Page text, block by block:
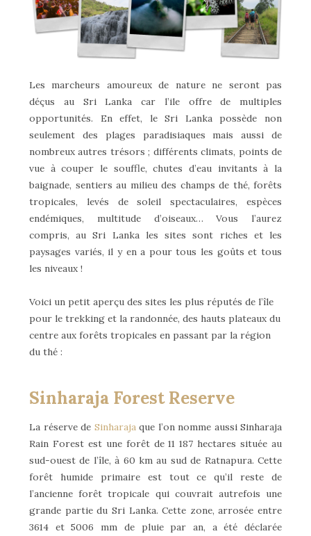
Les marcheurs amoureux de nature ne seront pas
déçus au Sri Lanka car l’ile offre de multiples
opportunités. En effet, le Sri Lanka possède non
seulement des plages paradisiaques mais aussi de
nombreux autres trésors ; différents climats, points de
vue à couper le souffle, chutes d’eau invitants à la
baignade, sentiers au milieu des champs de thé, forêts
tropicales, levés de soleil spectaculaires, espèces
endémiques, multitude d’oiseaux… Vous l’aurez
compris, au Sri Lanka les sites sont riches et les
paysages variés, il y en a pour tous les goûts et tous
les niveaux !
Voici un petit aperçu des sites les plus réputés de l’île
pour le trekking et la randonnée, des hauts plateaux du
centre aux forêts tropicales en passant par la région
du thé :
Sinharaja Forest Reserve
La réserve de Sinharajaque l’on nomme aussi Sinharaja
Rain Forest est une forêt de 11 187 hectares située au
sud-ouest de l’île, à 60 km au sud de Ratnapura. Cette
forêt humide primaire est tout ce qu’il reste de
l’ancienne forêt tropicale qui couvrait autrefois une
grande partie du Sri Lanka. Cette zone, arrosée entre
3614 et 5006 mm de pluie par an, a été déclarée